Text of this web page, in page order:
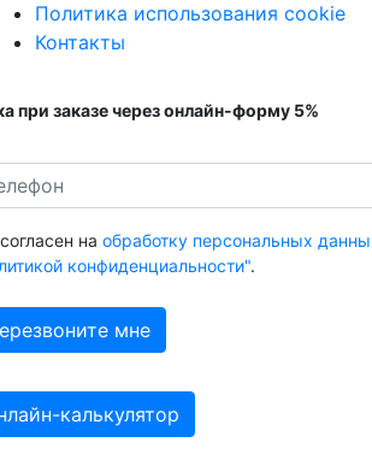
Политика использования cookie
Контакты
при заказе через онлайн-форму 5%
на обработку персональных
конфиденциальности".
калькулятор